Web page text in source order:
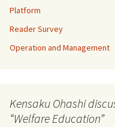
Platform
Reader Survey
Operation and Management
Kensaku Ohashi
“Welfare Education”